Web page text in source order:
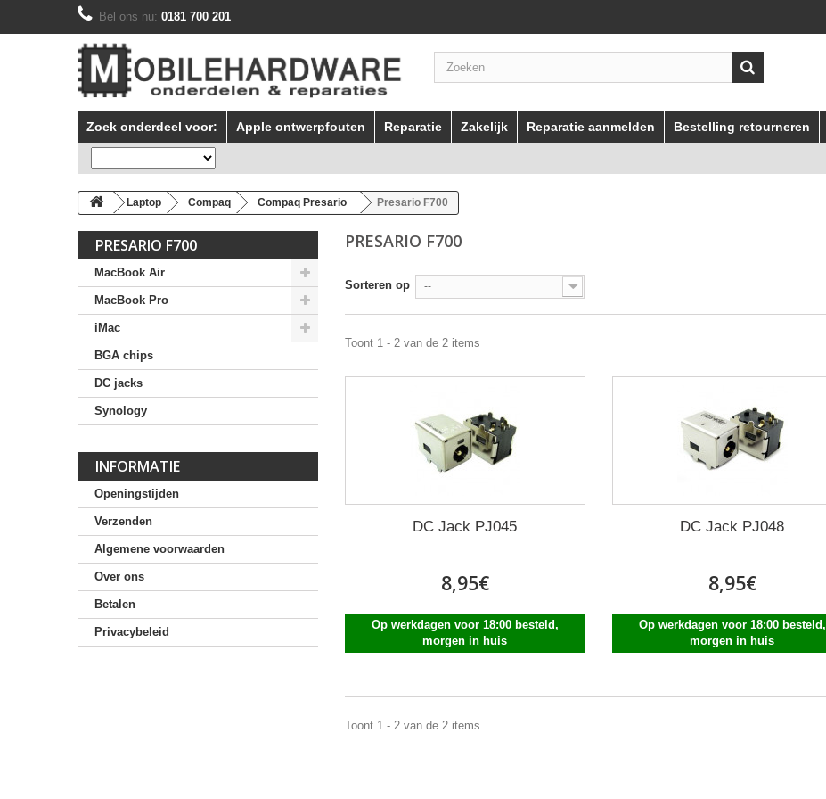
Bel ons nu: 0181 700 201
Zoek onderdeel voor: Apple ontwerpfouten Reparatie Zakelijk Reparatie aanmelden Bestelling retourneren
Laptop Compaq Compaq Presario Presario F700
PRESARIO F700
MacBook Air
MacBook Pro
iMac
BGA chips
DC jacks
Synology
INFORMATIE
Openingstijden
Verzenden
Algemene voorwaarden
Over ons
Betalen
Privacybeleid
PRESARIO F700
Sorteren op --
Toont 1 - 2 van de 2 items
DC Jack PJ045
8,95€
Op werkdagen voor 18:00 besteld,
morgen in huis
DC Jack PJ048
8,95€
Op werkdagen voor 18:00 besteld,
morgen in huis
Toont 1 - 2 van de 2 items